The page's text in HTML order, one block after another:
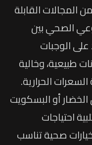
المجالات القابلة
الصحي بين
الوجبات
طبيعية، وخالية
الحرارية.
أو البسكويت
احتياجات
صحية تناسب